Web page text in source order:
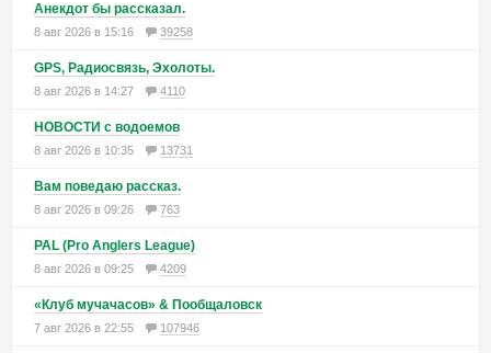
Анекдот бы рассказал.
8 авг 2026 в 15:16 39258
GPS, Радиосвязь, Эхолоты.
8 авг 2026 в 14:27 4110
НОВОСТИ с водоемов
8 авг 2026 в 10:35 13731
Вам поведаю рассказ.
8 авг 2026 в 09:26 763
PAL (Pro Anglers League)
8 авг 2026 в 09:25 4209
«Клуб мучачасов» & Пообщаловск
7 авг 2026 в 22:55 107946